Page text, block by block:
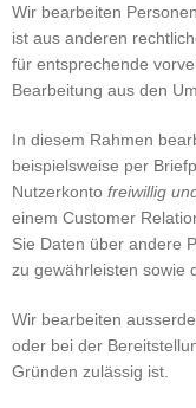
Wir bearbeiten
ist aus anderen
für entsprechende
Bearbeitung aus den
In diesem Rahmen
beispielsweise per
Nutzerkonto freiwillig
einem Customer
Sie Daten über andere
zu gewährleisten sowie
Wir bearbeiten
oder bei der
Gründen zulässig ist.